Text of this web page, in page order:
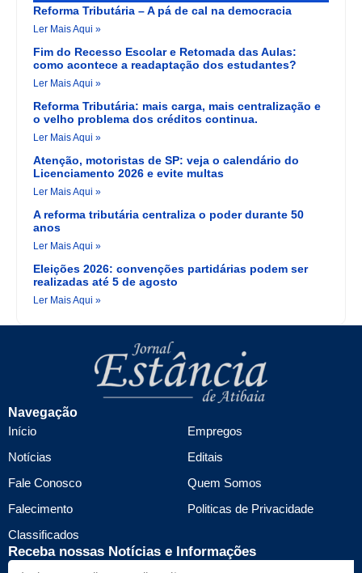
Reforma Tributária – A pá de cal na democracia
Ler Mais Aqui »
Fim do Recesso Escolar e Retomada das Aulas:
como acontece a readaptação dos estudantes?
Ler Mais Aqui »
Reforma Tributária: mais carga, mais centralização e
o velho problema dos créditos continua.
Ler Mais Aqui »
Atenção, motoristas de SP: veja o calendário do
Licenciamento 2026 e evite multas
Ler Mais Aqui »
A reforma tributária centraliza o poder durante 50
anos
Ler Mais Aqui »
Eleições 2026: convenções partidárias podem ser
realizadas até 5 de agosto
Ler Mais Aqui »
Navegação
Início
Notícias
Fale Conosco
Falecimento
Classificados
Empregos
Editais
Quem Somos
Politicas de Privacidade
Receba nossas Notícias e Informações